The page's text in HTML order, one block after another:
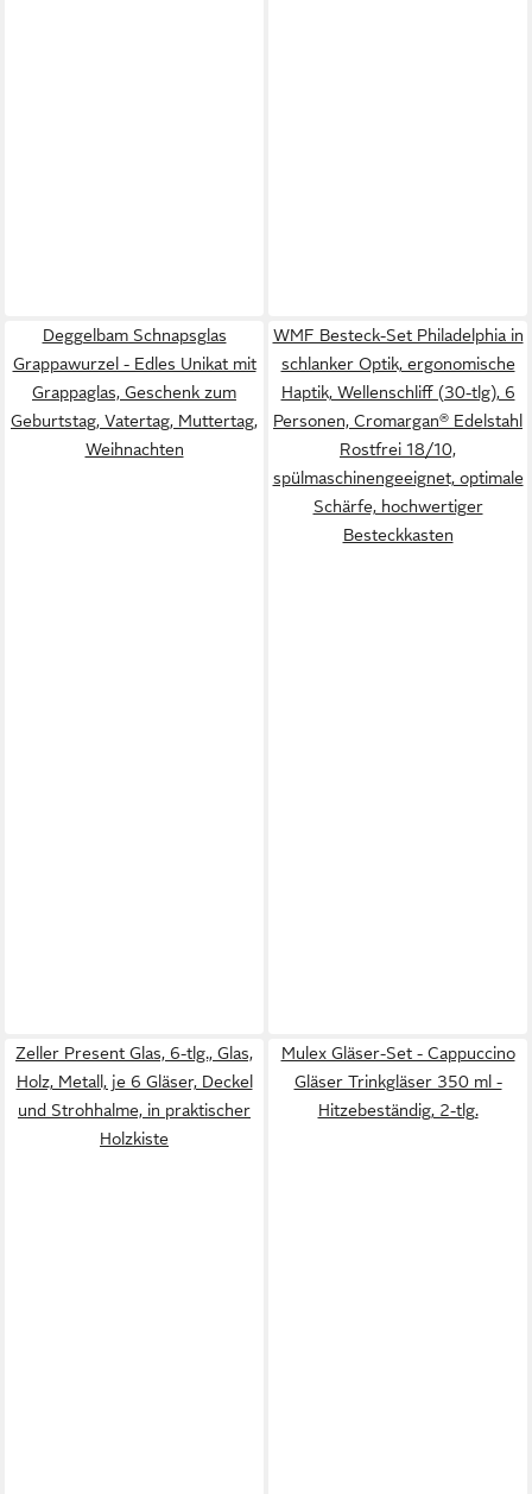
Deggelbam Schnapsglas
Grappawurzel - Edles Unikat mit
Grappaglas, Geschenk zum
Geburtstag, Vatertag, Muttertag,
Weihnachten
WMF Besteck-Set Philadelphia in
schlanker Optik, ergonomische
Haptik, Wellenschliff (30-tlg), 6
Personen, Cromargan® Edelstahl
Rostfrei 18/10,
spülmaschinengeeignet, optimale
Schärfe, hochwertiger
Besteckkasten
Zeller Present Glas, 6-tlg., Glas,
Holz, Metall, je 6 Gläser, Deckel
und Strohhalme, in praktischer
Holzkiste
Mulex Gläser-Set - Cappuccino
Gläser Trinkgläser 350 ml -
Hitzebeständig, 2-tlg.